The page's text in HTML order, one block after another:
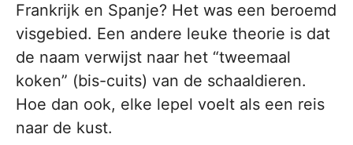
Frankrijk en Spanje? Het was een beroemd
visgebied. Een andere leuke theorie is dat
de naam verwijst naar het “tweemaal
koken” (bis-cuits) van de schaaldieren.
Hoe dan ook, elke lepel voelt als een reis
naar de kust.